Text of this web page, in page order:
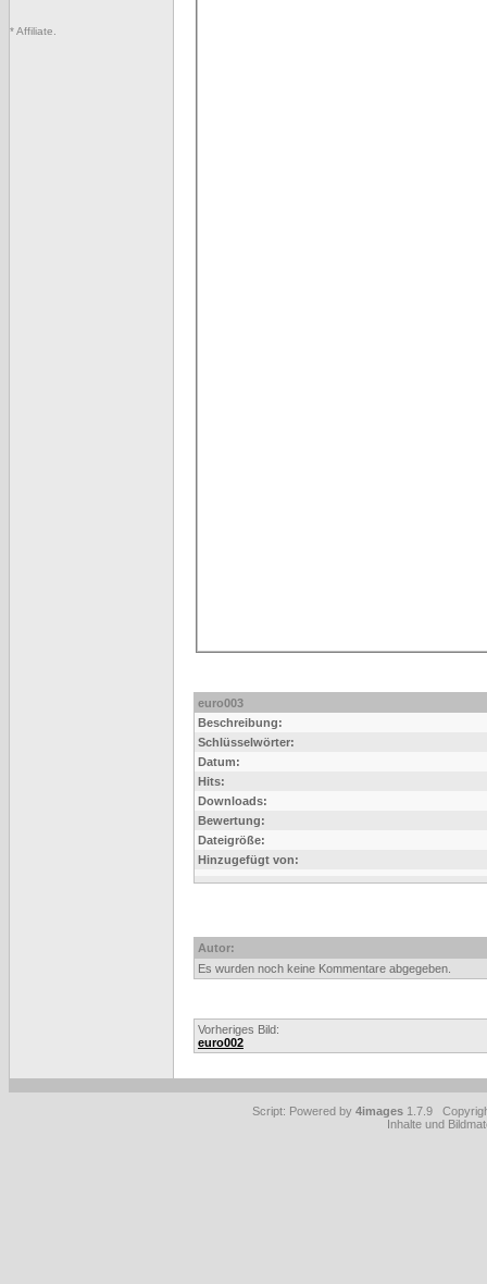
* Affiliate.
euro003
Beschreibung:
Schlüsselwörter:
Datum:
Hits:
Downloads:
Bewertung:
Dateigröße:
Hinzugefügt von:
Autor:
Es wurden noch keine Kommentare abgegeben.
Vorheriges Bild:
euro002
Script: Powered by 4images 1.7.9
Inhalte und